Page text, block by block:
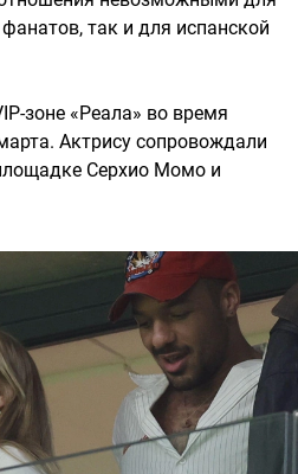
так и для испанской
зоне «Реала» во время
Актрису сопровождали
Серхио Момо и